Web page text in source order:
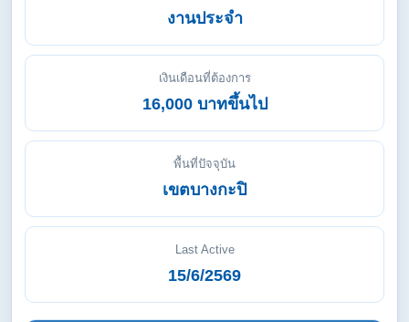
งานประจำ
เงินเดือนที่ต้องการ
16,000 บาทขึ้นไป
พื้นที่ปัจจุบัน
เขตบางกะปิ
Last Active
15/6/2569